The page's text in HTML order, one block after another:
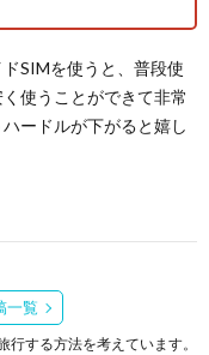
SIMを使うと、普段使
使うことができて非常
ードルが下がると嬉し
一覧
する方法を考えています。